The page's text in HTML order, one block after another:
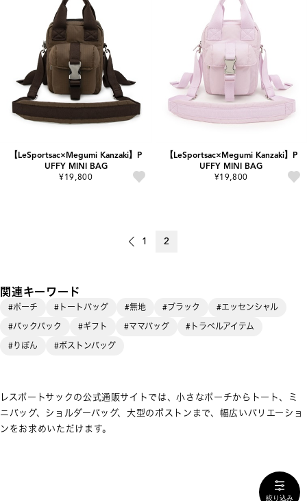
【LeSportsac×Megumi Kanzaki】P
UFFY MINI BAG
¥19,800
【LeSportsac×Megumi Kanzaki】P
UFFY MINI BAG
¥19,800
1 2
関連キーワード
#ポーチ #トートバッグ #無地 #ブラック
#エッセンシャル
#バックパック
#ギフト #ママバッグ
#トラベルアイテム
#りぼん
#ボストンバッグ
レスポートサックの公式通販サイトでは、小さなポーチからトート、ミ
ニバッグ、ショルダーバッグ、大型のボストンまで、幅広いバリエーショ
ンをお求めいただけます。
絞り込み